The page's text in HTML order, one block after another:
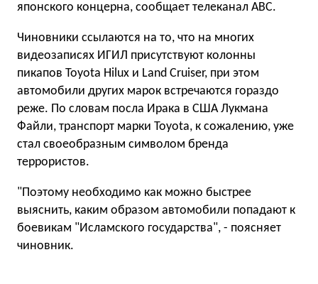
японского концерна, сообщает телеканал АВС.
Чиновники ссылаются на то, что на многих
видеозаписях ИГИЛ присутствуют колонны
пикапов Toyota Hilux и Land Cruiser, при этом
автомобили других марок встречаются гораздо
реже. По словам посла Ирака в США Лукмана
Файли, транспорт марки Toyota, к сожалению, уже
стал своеобразным символом бренда
террористов.
"Поэтому необходимо как можно быстрее
выяснить, каким образом автомобили попадают к
боевикам "Исламского государства", - поясняет
чиновник.